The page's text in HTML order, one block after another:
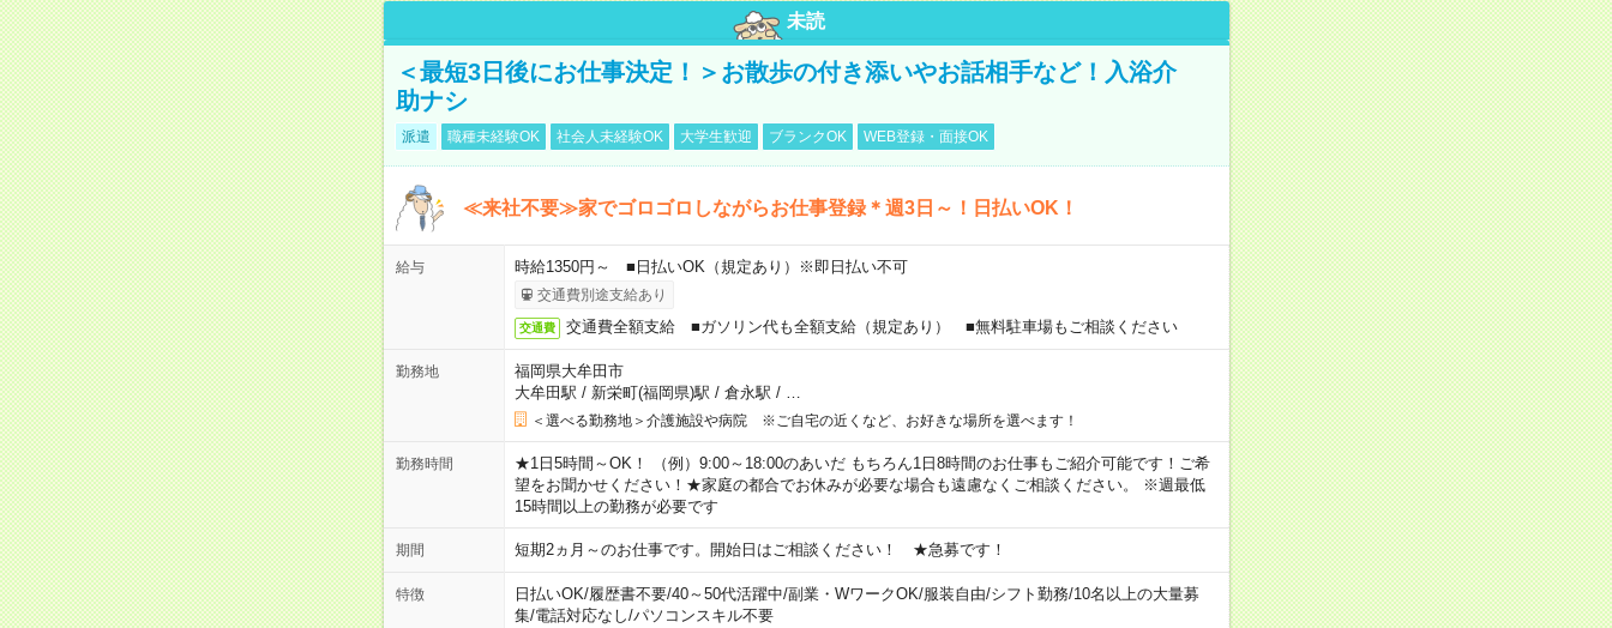
未読
＜最短3日後にお仕事決定！＞お散歩の付き添いやお話相手など！入浴介
助ナシ
派遣 職種未経験OK 社会人未経験OK 大学生歓迎 ブランクOK WEB登録・面接OK
≪来社不要≫家でゴロゴロしながらお仕事登録＊週3日～！日払いOK！
給与 時給1350円～ ■日払いOK（規定あり）※即日払い不可
交通費別途支給あり
交通費 交通費全額支給 ■ガソリン代も全額支給（規定あり） ■無料駐車場もご相談ください
勤務地
福岡県大牟田市
大牟田駅 / 新栄町(福岡県)駅 / 倉永駅 / …
＜選べる勤務地＞介護施設や病院 ※ご自宅の近くなど、お好きな場所を選べます！
勤務時間
★1日5時間～OK！ （例）9:00～18:00のあいだ もちろん1日8時間のお仕事もご紹介可能です！ご希
望をお聞かせください！★家庭の都合でお休みが必要な場合も遠慮なくご相談ください。 ※週最低
15時間以上の勤務が必要です
期間 短期2ヵ月～のお仕事です。開始日はご相談ください！ ★急募です！
特徴 日払いOK/履歴書不要/40～50代活躍中/副業・WワークOK/服装自由/シフト勤務/10名以上の大量募
集/電話対応なし/パソコンスキル不要